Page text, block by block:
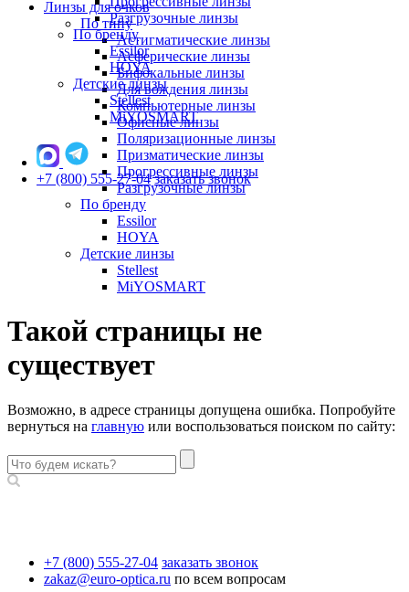
Линзы для очков
По типу
Астигматические линзы
Асферические линзы
Бифокальные линзы
Для вождения линзы
Компьютерные линзы
Офисные линзы
Поляризационные линзы
Призматические линзы
Прогрессивные линзы
Разгрузочные линзы
По бренду
Essilor
HOYA
Детские линзы
Stellest
MiYOSMART
Разгрузочные линзы
По бренду
Essilor
HOYA
Детские линзы
Stellest
MiYOSMART
+7 (800) 555-27-04 заказать звонок
Такой страницы не
существует
Возможно, в адресе страницы допущена ошибка. Попробуйте
вернуться на главную или воспользоваться поиском по сайту:
+7 (800) 555-27-04 заказать звонок
zakaz@euro-optica.ru по всем вопросам